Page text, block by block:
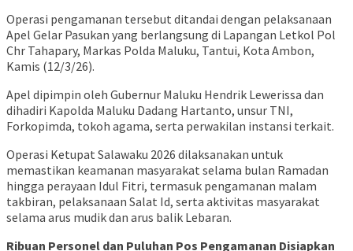
Operasi pengamanan tersebut ditandai dengan pelaksanaan
Apel Gelar Pasukan yang berlangsung di Lapangan Letkol Pol
Chr Tahapary, Markas Polda Maluku, Tantui, Kota Ambon,
Kamis (12/3/26).
Apel dipimpin oleh Gubernur Maluku Hendrik Lewerissa dan
dihadiri Kapolda Maluku Dadang Hartanto, unsur TNI,
Forkopimda, tokoh agama, serta perwakilan instansi terkait.
Operasi Ketupat Salawaku 2026 dilaksanakan untuk
memastikan keamanan masyarakat selama bulan Ramadan
hingga perayaan Idul Fitri, termasuk pengamanan malam
takbiran, pelaksanaan Salat Id, serta aktivitas masyarakat
selama arus mudik dan arus balik Lebaran.
Ribuan Personel dan Puluhan Pos Pengamanan Disiapkan